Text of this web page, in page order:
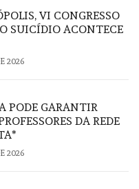
VI CONGRESSO
SUICÍDIO ACONTECE
2026
PODE GARANTIR
DA REDE
2026